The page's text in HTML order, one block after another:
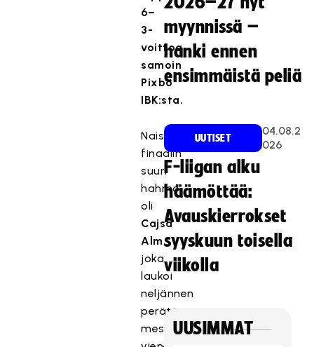
6–
3-
voittoa
samoin
Pixbo
IBK:sta.
Naisten
finaalin
suuri
hahmo
oli
Cajsa
Alm,
joka
laukoi
neljännen
perättäisen
mestaruutensa
myynnissä –
hanki ennen
ensimmäistä peliä
UUTISET
04.08.2
026
F-liigan alku
häämöttää:
Avauskierrokset
syyskuun toisella
viikolla
UUSIMMAT